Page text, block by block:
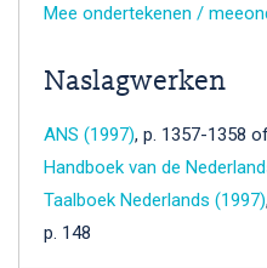
Mee ondertekenen /
Naslagwerken
ANS (1997), p. 1357-1358
Handboek van de
Taalboek Nederlands (1997)
p. 148